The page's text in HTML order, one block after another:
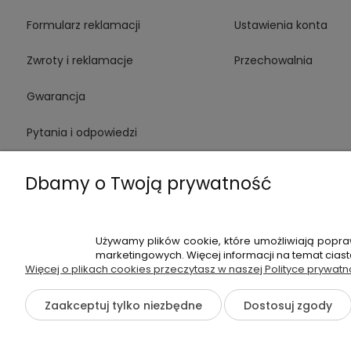
Formularz reklamacji
Zwroty i reklamacje
Gwarancja
Pytania i odpowiedzi
Ustawienia konta
Przechowalnia
+48 720
Hossa Medical Sp. z o. o. | ul.
Dbamy o Twoją prywatność
Używamy plików cookie, które umożliwiają
marketingowych. Więcej informacji na temat
Więcej o plikach cookies przeczytasz w naszej Polityce
Zaakceptuj tylko niezbędne Dostosuj zgody